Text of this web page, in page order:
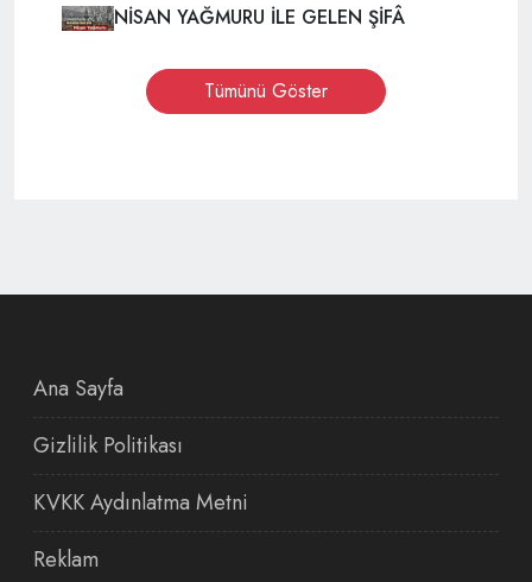
NİSAN YAĞMURU İLE GELEN ŞİFÂ
Tümünü Göster
Ana Sayfa
Gizlilik Politikası
KVKK Aydınlatma Metni
Reklam